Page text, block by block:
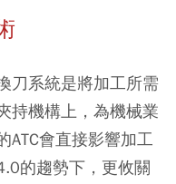
刀系統是將加工所需
持機構上，為機械業
ATC會直接影響加工
的趨勢下，更攸關